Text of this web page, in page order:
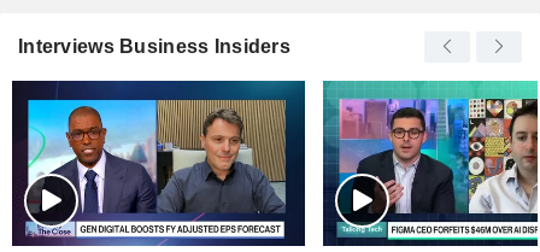
Interviews Business Insiders